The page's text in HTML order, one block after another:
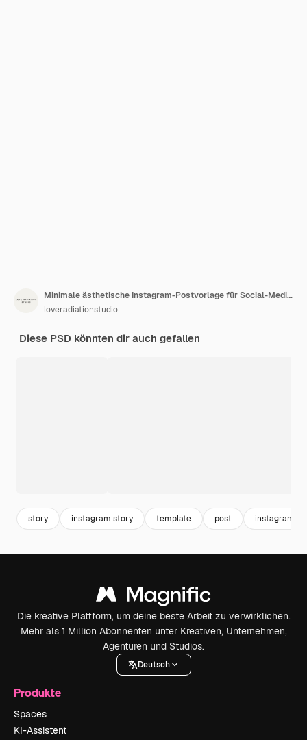
Minimale ästhetische Instagram-Postvorlage für Social-Media-Feeds in neutralen Farben
loveradiationstudio
Diese PSD könnten dir auch gefallen
story instagram story template post instagram
Die kreative Plattform, um deine beste Arbeit zu verwirklichen.
Mehr als 1 Million Abonnenten unter Kreativen, Unternehmen,
Agenturen und Studios.
Deutsch
Produkte
Spaces
KI-Assistent